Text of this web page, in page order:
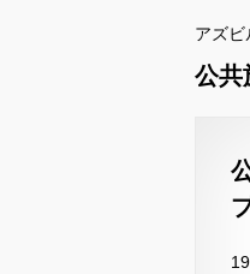
アズビ
公共